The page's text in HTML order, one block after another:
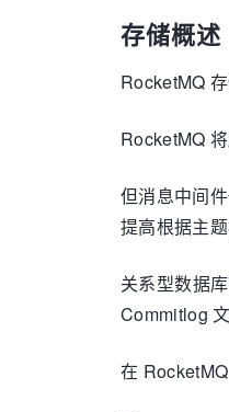
存储概述
RocketMQ
RocketMQ
但消息中间
提高根据主
关系型数据
Commitlog
在